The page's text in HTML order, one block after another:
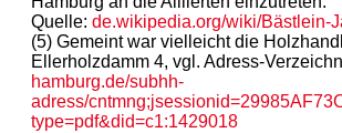
Quelle: de.wikipedia.org/wiki/Bästlein-
(5) Gemeint war vielleicht die
Ellerholzdamm 4, vgl. Adress-
hamburg.de/subhh-
adress/
type=pdf&did=c1:1429018